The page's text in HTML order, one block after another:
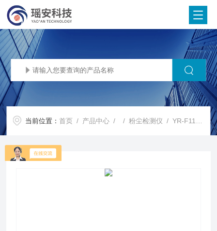
当前位置：首页 / 产品中心 / /粉尘检测仪 / YR-F110A工业粉尘检测仪 浓度监测